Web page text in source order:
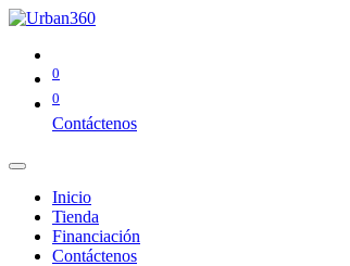
0
0
Contáctenos
Inicio
Tienda
Financiación
Contáctenos